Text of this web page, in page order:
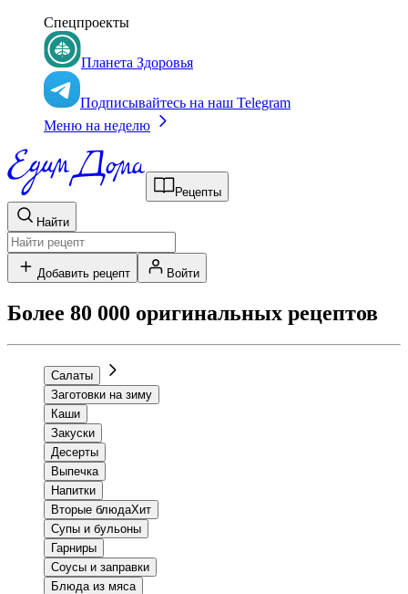
Спецпроекты
Планета Здоровья
Подписывайтесь на наш Telegram
Меню на неделю
Рецепты
Найти
Добавить рецепт Войти
Более 80 000 оригинальных рецептов
Салаты
Заготовки на зиму
Каши
Закуски
Десерты
Выпечка
Напитки
Вторые блюдаХит
Супы и бульоны
Гарниры
Соусы и заправки
Блюда из мяса